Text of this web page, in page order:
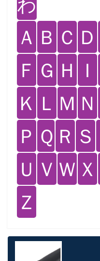
Ａ Ｂ Ｃ Ｄ
Ｆ Ｇ Ｈ Ｉ
Ｋ Ｌ Ｍ Ｎ
Ｐ Ｑ Ｒ Ｓ
Ｕ Ｖ Ｗ Ｘ
Ｚ